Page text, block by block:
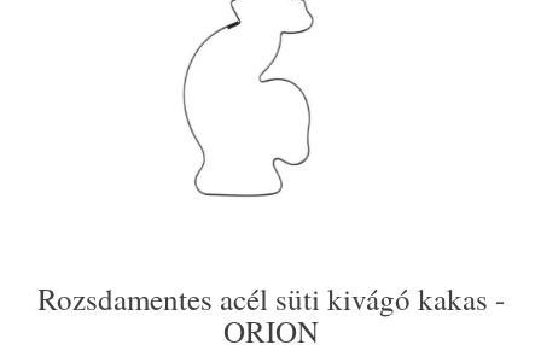
Rozsdamentes acél süti kivágó kakas -
ORION